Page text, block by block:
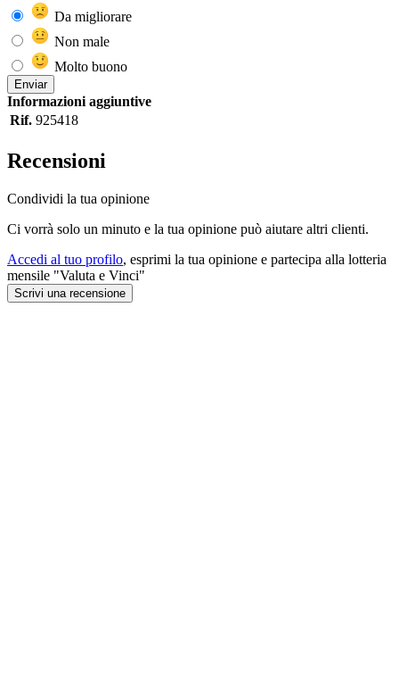
Da migliorare
Non male
Molto buono
Enviar
Informazioni aggiuntive
Rif. 925418
Recensioni
Condividi la tua opinione
Ci vorrà solo un minuto e la tua opinione può aiutare altri clienti.
Accedi al tuo profilo, esprimi la tua opinione e partecipa alla lotteria
mensile "Valuta e Vinci"
Scrivi una recensione